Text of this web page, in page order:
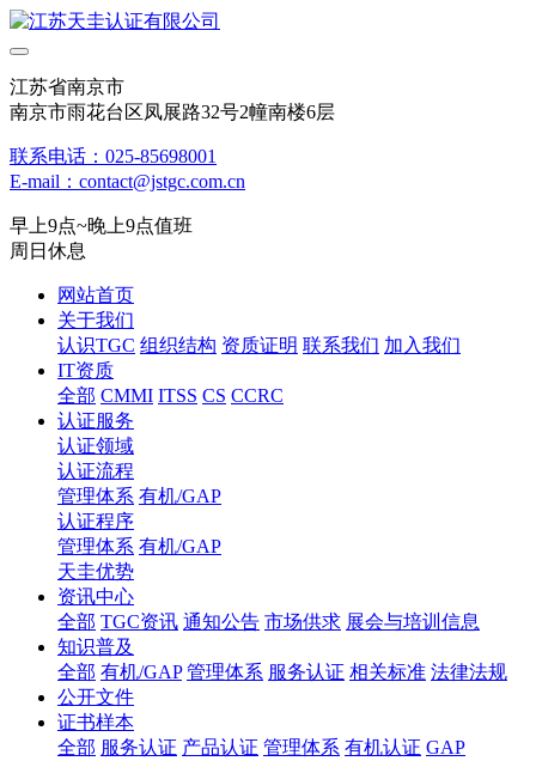
江苏省南京市
南京市雨花台区凤展路32号2幢南楼6层
联系电话：025-85698001
E-mail：contact@jstgc.com.cn
早上9点~晚上9点值班
周日休息
网站首页
关于我们
认识TGC 组织结构 资质证明 联系我们 加入我们
IT资质
全部 CMMI ITSS CS CCRC
认证服务
认证领域
认证流程
管理体系 有机/GAP
认证程序
管理体系 有机/GAP
天圭优势
资讯中心
全部 TGC资讯 通知公告 市场供求 展会与培训信息
知识普及
全部 有机/GAP 管理体系 服务认证 相关标准 法律法规
公开文件
证书样本
全部 服务认证 产品认证 管理体系 有机认证 GAP